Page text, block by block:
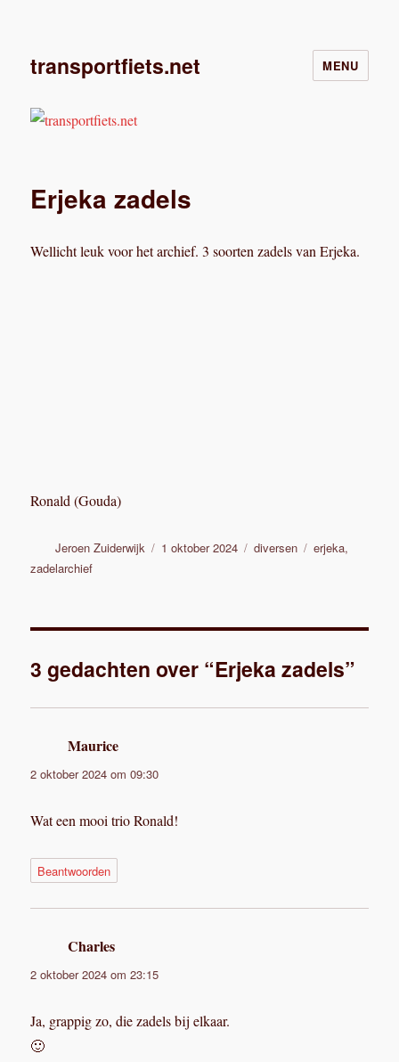
transportfiets.net MENU
Erjeka zadels
Wellicht leuk voor het archief. 3 soorten zadels van Erjeka.
Ronald (Gouda)
Auteur
Jeroen Zuiderwijk
Geplaatst
1 oktober 2024 Categorieën
diversen Tags
erjeka,
zadelarchief
3 gedachten over “Erjeka zadels”
Maurice
2 oktober 2024 om 09:30
Wat een mooi trio Ronald!
Beantwoorden
Charles
2 oktober 2024 om 23:15
Ja, grappig zo, die zadels bij elkaar.
🙂